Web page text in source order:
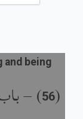
(
56
) –
and being